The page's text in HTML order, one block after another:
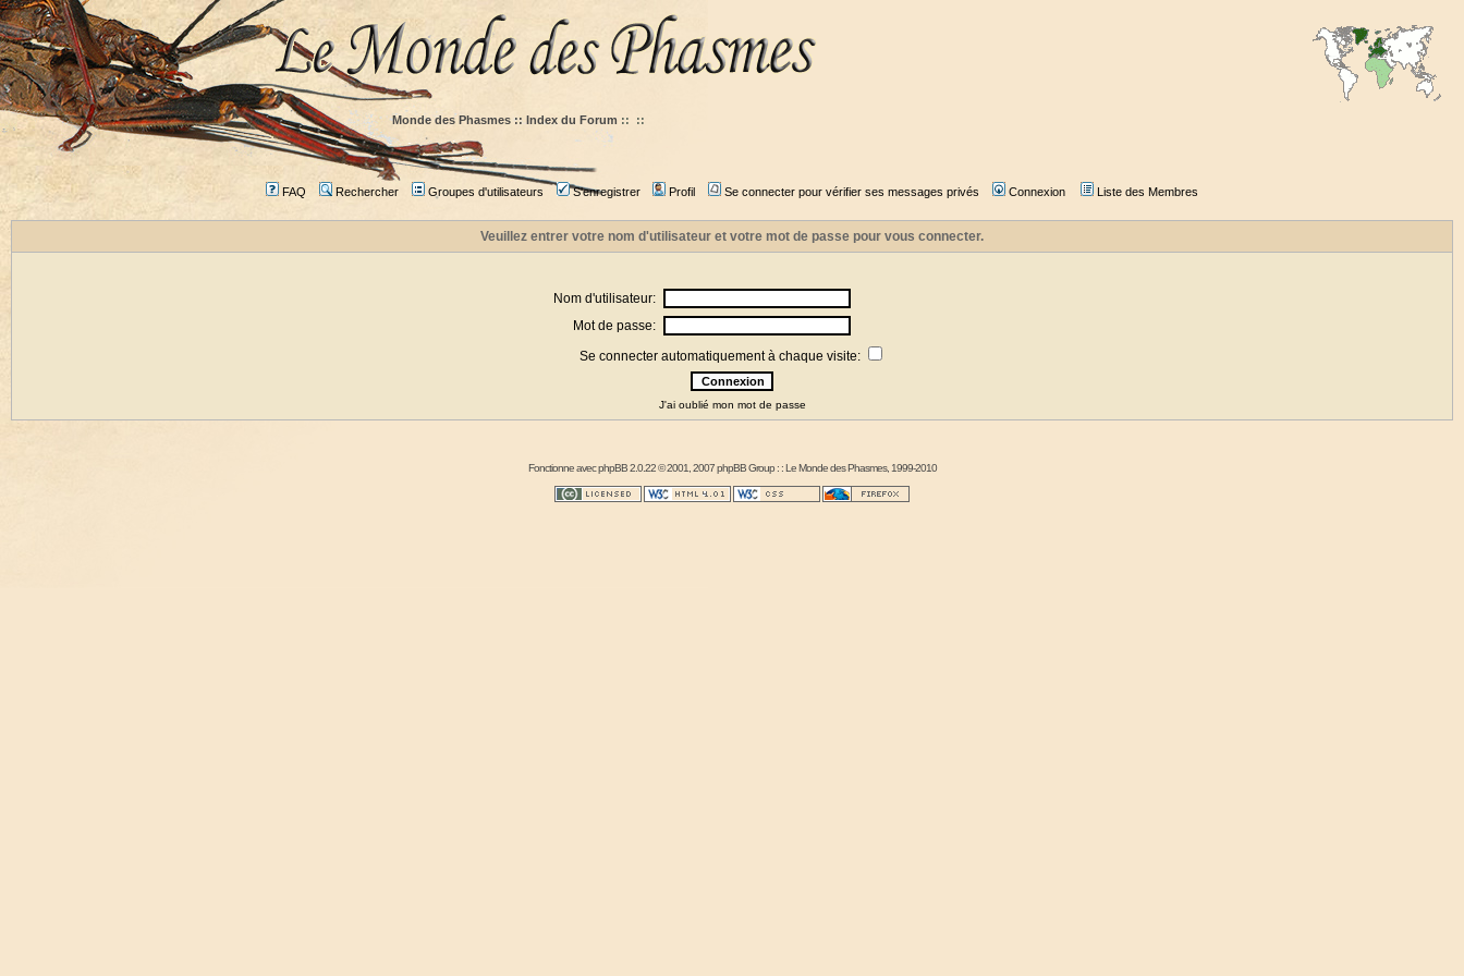
Monde des Phasmes :: Index du Forum :: ::
FAQ Rechercher Groupes d'utilisateurs S'enregistrer Profil Se connecter pour vérifier ses messages privés Connexion Liste des Membres
Veuillez entrer votre nom d'utilisateur et votre mot de passe pour vous connecter.
Nom d'utilisateur:
Mot de passe:
Se connecter automatiquement à chaque visite:
J'ai oublié mon mot de passe
Fonctionne avecphpBB2.0.22 © 2001, 2007 phpBB Group : :Le Monde des Phasmes, 1999-2010